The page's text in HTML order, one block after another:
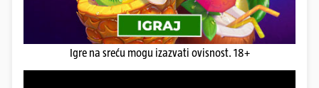
Igre na sreću mogu izazvati ovisnost. 18+